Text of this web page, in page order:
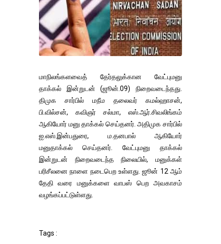
மாநிலங்களவைத் தேர்தலுக்கான வேட்புமனு
தாக்கல் இன்றுடன் (ஜூன்.09) நிறைவடைந்தது.
திமுக சார்பில் மநீம தலைவர் கமல்ஹாசன்,
பி.வில்சன், கவிஞர் சல்மா, எஸ்.ஆர்.சிவலிங்கம்
ஆகியோர் மனு தாக்கல் செய்தனர். அதிமுக சார்பில்
ஐ.எஸ்.இன்பதுரை, ம.தனபால் ஆகியோர்
மனுதாக்கல் செய்தனர். வேட்புமனு தாக்கல்
இன்றுடன் நிறைவடைந்த நிலையில், மனுக்கள்
பரிசீலனை நாளை நடைபெற உள்ளது. ஜூன் 12 ஆம்
தேதி வரை மனுக்களை வாபஸ் பெற அவகாசம்
வழங்கப்பட்டுள்ளது.
Tags :